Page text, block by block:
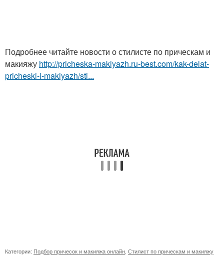
Подробнее читайте новости о стилисте по прическам и
макияжу http://pricheska-makiyazh.ru-best.com/kak-delat-
pricheski-i-makiyazh/sti...
Категории: Подбор причесок и макияжа онлайн Стилист по прическам и макияжу